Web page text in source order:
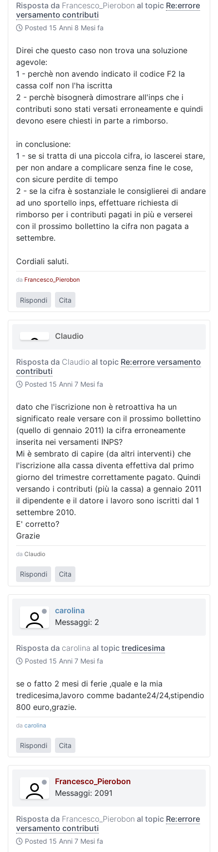
Risposta da Francesco_Pierobon al topic Re:errore
versamento contributi
Posted 15 Anni 8 Mesi fa
Direi che questo caso non trova una soluzione
agevole:
1 - perchè non avendo indicato il codice F2 la
cassa colf non l'ha iscritta
2 - perchè bisognerà dimostrare all'inps che i
contributi sono stati versati erroneamente e quindi
devono esere chiesti in parte a rimborso.
in conclusione:
1 - se si tratta di una piccola cifra, io lascerei stare,
per non andare a complicare senza fine le cose,
con sicure perdite di tempo
2 - se la cifra è sostanziale le consiglierei di andare
ad uno sportello inps, effettuare richiesta di
rimborso per i contributi pagati in più e verserei
con il prossimo bollettino la cifra non pagata a
settembre.
Cordiali saluti.
da Francesco_Pierobon
Rispondi Cita
Claudio
Risposta da Claudio al topic Re:errore versamento
contributi
Posted 15 Anni 7 Mesi fa
dato che l'iscrizione non è retroattiva ha un
significato reale versare con il prossimo bollettino
(quello di gennaio 2011) la cifra erroneamente
inserita nei versamenti INPS?
Mi è sembrato di capire (da altri interventi) che
l'iscrizione alla cassa diventa effettiva dal primo
giorno del trimestre correttamente pagato. Quindi
versando i contributi (più la cassa) a gennaio 2011
il dipendente e il datore i lavoro sono iscritti dal 1
settembre 2010.
E' corretto?
Grazie
da Claudio
Rispondi Cita
carolina
Messaggi: 2
Risposta da carolina al topic tredicesima
Posted 15 Anni 7 Mesi fa
se o fatto 2 mesi di ferie ,quale e la mia
tredicesima,lavoro comme badante24/24,stipendio
800 euro,grazie.
da carolina
Rispondi Cita
Francesco_Pierobon
Messaggi: 2091
Risposta da Francesco_Pierobon al topic Re:errore
versamento contributi
Posted 15 Anni 7 Mesi fa